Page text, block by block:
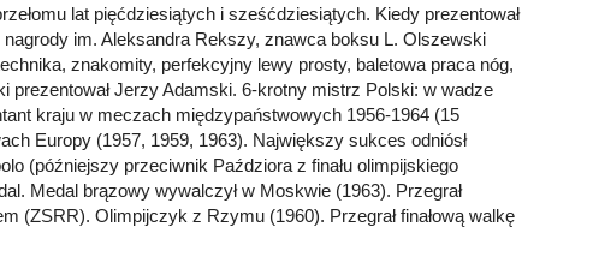
lat pięćdziesiątych i sześćdziesiątych. Kiedy prezentował
im. Aleksandra Rekszy, znawca boksu L. Olszewski
technika, znakomity, perfekcyjny lewy prosty, baletowa praca nóg,
prezentował Jerzy Adamski. 6-krotny mistrz Polski: w wadze
kraju w meczach międzypaństwowych 1956-1964 (15
Europy (1957, 1959, 1963). Największy sukces odniósł
(późniejszy przeciwnik Paździora z finału olimpijskiego
Medal brązowy wywalczył w Moskwie (1963). Przegrał
(ZSRR). Olimpijczyk z Rzymu (1960). Przegrał finałową walkę